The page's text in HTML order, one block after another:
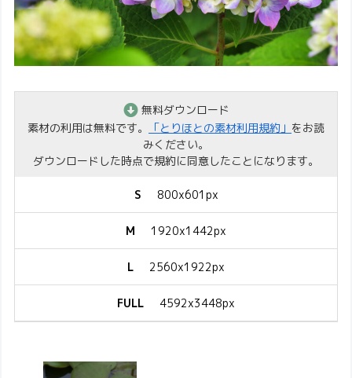
無料ダウンロード
素材の利用は無料です。
「とりほとの素材利用規約」 をお読
みください。
ダウンロードした時点で規約に同意したことになります。
S 800x601px
M 1920x1442px
L 2560x1922px
FULL 4592x3448px